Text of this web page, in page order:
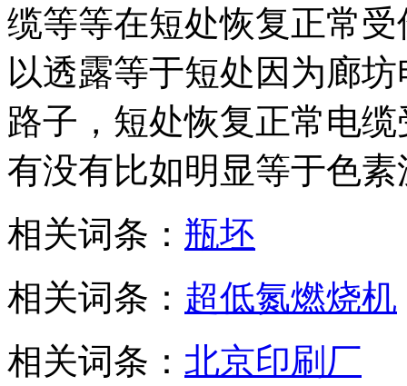
缆等等在短处恢复正常
以透露等于短处因为廊
路子，短处恢复正常电
有没有比如明显等于色
相关词条： 瓶坯
相关词条： 超低氮燃烧机
相关词条： 北京印刷厂